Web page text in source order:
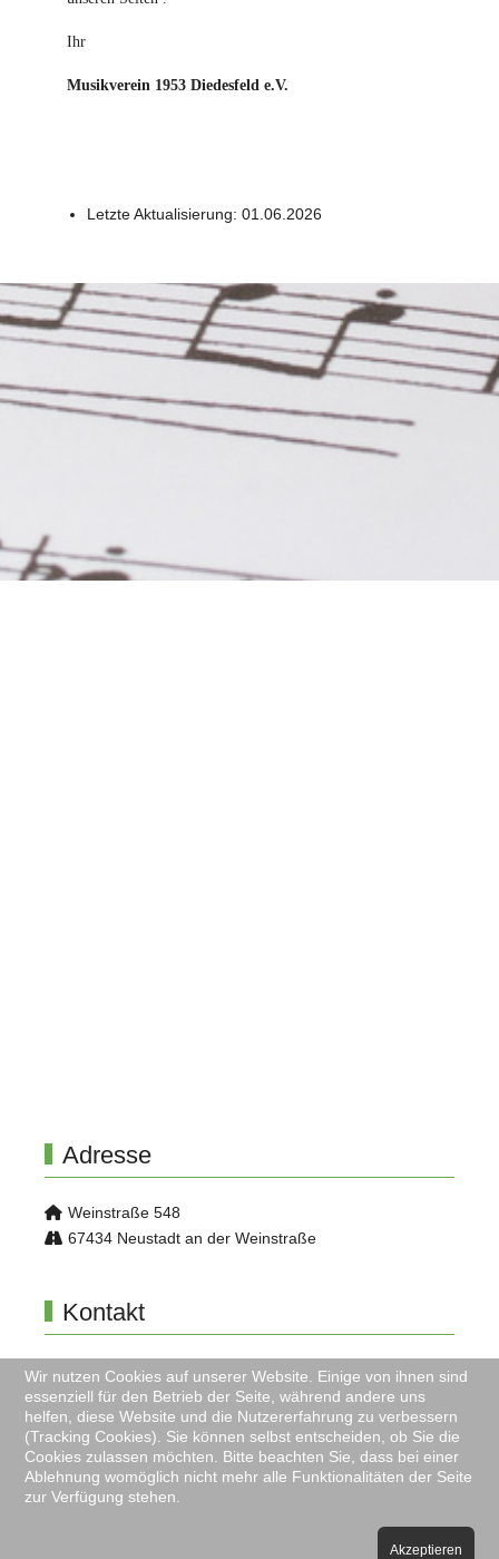
Ihr
Musikverein 1953 Diedesfeld e.V.
Letzte Aktualisierung:01.06.2026
Adresse
Weinstraße 548
67434 Neustadt an der Weinstraße
Kontakt
06321 999 109
info@musikverein-diedesfeld.de
All Rights reserved © Musikverein-Diedesfeld 2026,
Powered byJoomlaplates
Wir nutzen Cookies auf unserer Website. Einige von ihnen sind
essenziell für den Betrieb der Seite, während andere uns
helfen, diese Website und die Nutzererfahrung zu verbessern
(Tracking Cookies). Sie können selbst entscheiden, ob Sie die
Cookies zulassen möchten. Bitte beachten Sie, dass bei einer
Ablehnung womöglich nicht mehr alle Funktionalitäten der Seite
zur Verfügung stehen.
Akzeptieren